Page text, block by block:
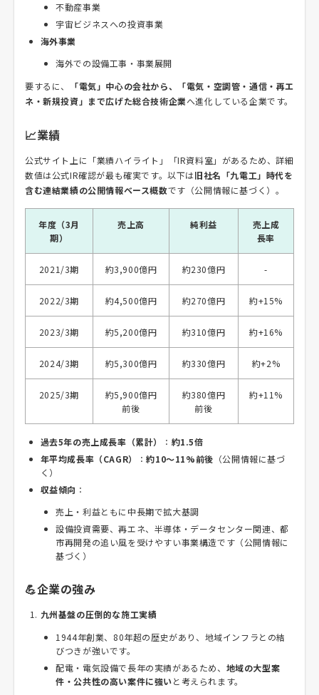
不動産事業
宇宙ビジネスへの投資事業
海外事業
海外での設備工事・事業展開
要するに、
「電気」中心の会社から、「電気・空調管・通信・再エ
ネ・新規投資」まで広げた総合技術企業へ進化している企業です。
📈業績
公式サイト上に「業績ハイライト」「IR資料室」があるため、詳細
数値は公式IR確認が最も確実です。以下は旧社名「九電工」時代を
含む連結業績の公開情報ベース概数です（公開情報に基づく）。
年度（3月
期）
売上高 純利益
売上成
長率
2021/3期 約3,900億円 約230億円 -
2022/3期 約4,500億円 約270億円 約+15%
2023/3期 約5,200億円 約310億円 約+16%
2024/3期 約5,300億円 約330億円 約+2%
2025/3期
約5,900億円
前後
約380億円
前後
約+11%
過去5年の売上成長率（累計） ： 約1.5倍
年平均成長率（CAGR）
：約10〜11%前後 （公開情報に基づ
く）
収益傾向 ：
売上・利益ともに中長期で拡大基調
設備投資需要、再エネ、半導体・データセンター関連、都
市再開発の追い風を受けやすい事業構造です（公開情報に
基づく）
💪企業の強み
九州基盤の圧倒的な施工実績
1944年創業、80年超の歴史があり、地域インフラとの結
びつきが強いです。
配電・電気設備で長年の実績があるため、 地域の大型案
件・公共性の高い案件に強いと考えられます。